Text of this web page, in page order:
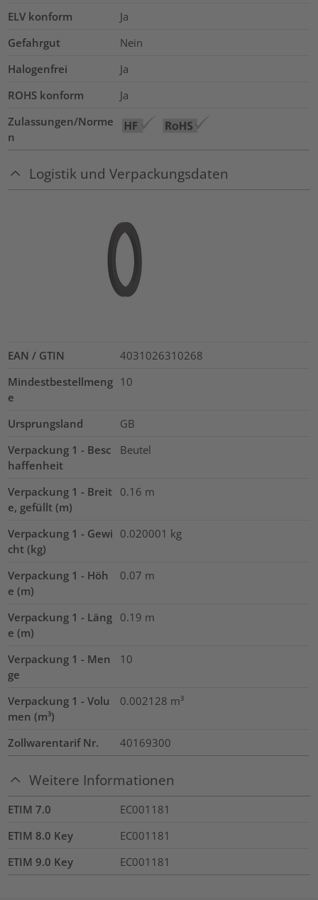
ELV konform
Ja
Gefahrgut
Nein
Halogenfrei
Ja
ROHS konform
Ja
Zulassungen/Norme
n
Logistik und Verpackungsdaten
EAN / GTIN
4031026310268
Mindestbestellmeng
e
10
Ursprungsland
GB
Verpackung 1 - Besc
haffenheit
Beutel
Verpackung 1 - Breit
e, gefüllt (m)
0.16 m
Verpackung 1 - Gewi
cht (kg)
0.020001 kg
Verpackung 1 - Höh
e (m)
0.07 m
Verpackung 1 - Läng
e (m)
0.19 m
Verpackung 1 - Men
ge
10
Verpackung 1 - Volu
men (m³)
0.002128 m³
Zollwarentarif Nr. 40169300
Weitere Informationen
ETIM 7.0
EC001181
ETIM 8.0 Key
EC001181
ETIM 9.0 Key
EC001181